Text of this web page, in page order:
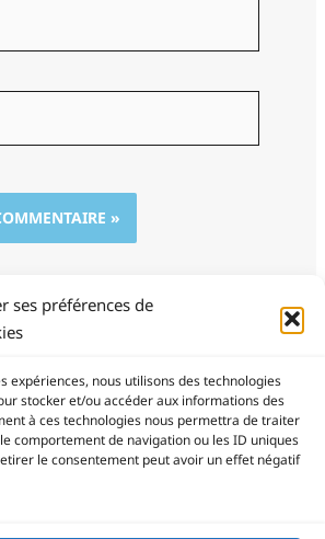
ses préférences de
expériences, nous utilisons des technologies
stocker et/ou accéder aux informations des
à ces technologies nous permettra de traiter
comportement de navigation ou les ID uniques
le consentement peut avoir un effet négatif
- 06 85 94 34 21